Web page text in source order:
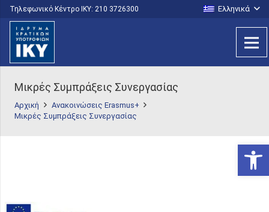
Τηλεφωνικό Κέντρο IKY: 210 3726300 Ελληνικά
Μικρές Συμπράξεις Συνεργασίας
Αρχική
Ανακοινώσεις Erasmus+
Μικρές Συμπράξεις Συνεργασίας